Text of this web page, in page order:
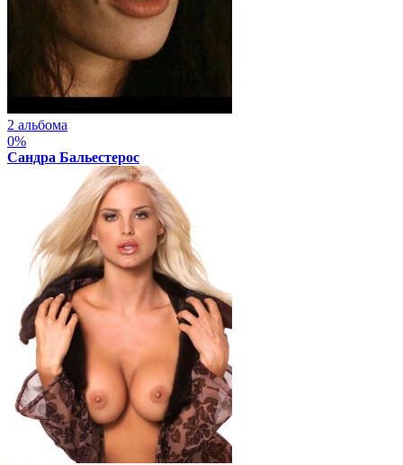
2 альбома
0%
Сандра Бальестерос